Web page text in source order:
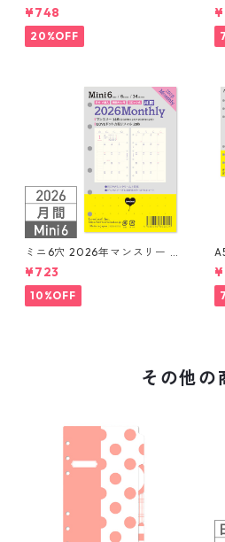
ロック + LOVEドット罫 シス
テム手帳リフィル
¥748
20%OFF
ミニ6穴 2026年マンスリー 月
間ブロック+LOVEドット罫 シ
ステム手帳リフィル
¥723
10%OFF
その他の